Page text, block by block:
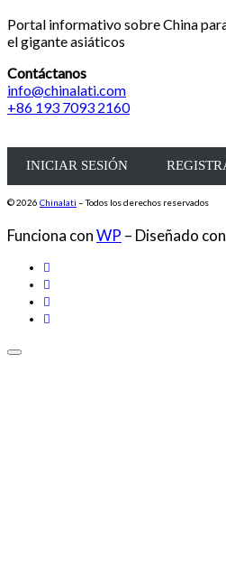
Portal informativo sobre China
el gigante asiáticos
Contáctanos
info@chinalati.com
+86 193 7093 2160
INICIAR SESIÓN
© 2026 Chinalati – Todos los derechos reservados
Funciona conWP – Diseñado